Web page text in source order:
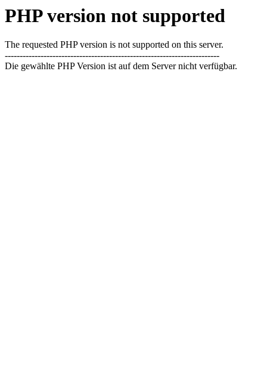
PHP version not supported
The requested PHP version is not supported on this server.
------------------------------------------------------------------------
Die gewählte PHP Version ist auf dem Server nicht verfügbar.